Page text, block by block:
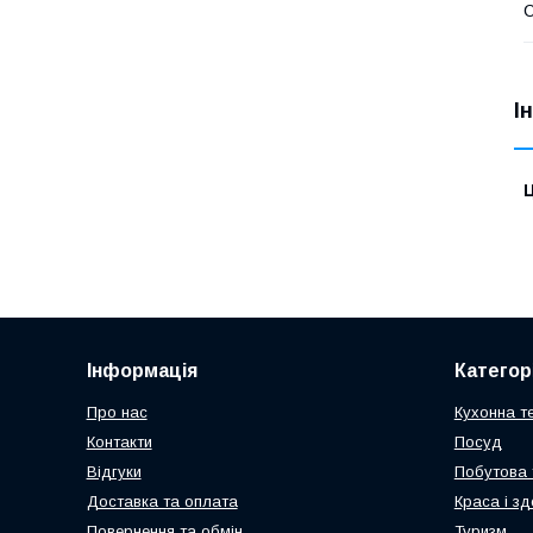
Інформація
Про нас
Контакти
Відгуки
Доставка та оплата
Кухонна
Посуд
Побутова
Краса і